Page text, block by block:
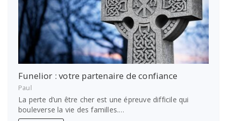
Funelior : votre partenaire de confiance
Paul
La perte d’un être cher est une épreuve difficile qui
bouleverse la vie des familles.…